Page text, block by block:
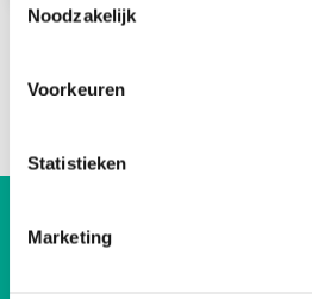
functioneren van de website en
geweigerd; hierover bestaat enkel
cookies op elk moment intrekken
Noodzakelijk
Voorkeuren
Statistieken
Marketing
Team up